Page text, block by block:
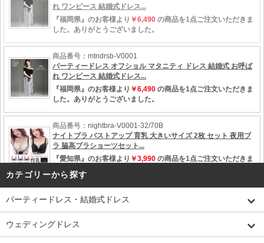
カテゴリーから探す
パーティードレス・結婚式ドレス
ウェディングドレス